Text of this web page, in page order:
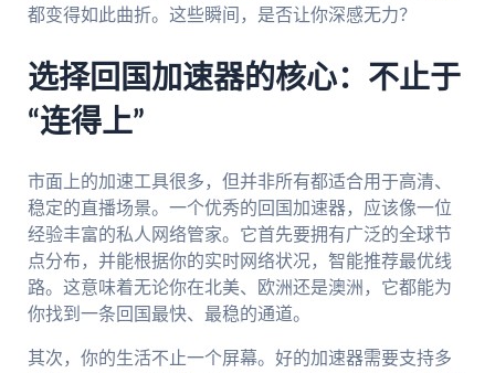
都变得如此曲折。这些瞬间，是否让你深感无力？
选择回国加速器的核心：不止于
“连得上”
市面上的加速工具很多，但并非所有都适合用于高清、
稳定的直播场景。一个优秀的回国加速器，应该像一位
经验丰富的私人网络管家。它首先要拥有广泛的全球节
点分布，并能根据你的实时网络状况，智能推荐最优线
路。这意味着无论你在北美、欧洲还是澳洲，它都能为
你找到一条回国最快、最稳的通道。
其次，你的生活不止一个屏幕。好的加速器需要支持多